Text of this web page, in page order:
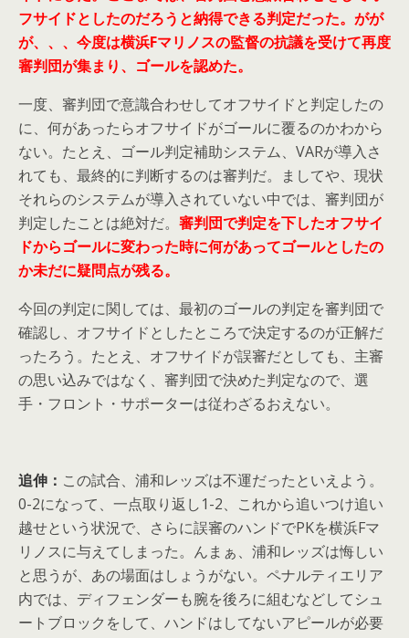
フサイドとしたのだろうと納得できる判定だった。がが
が、、、今度は横浜Fマリノスの監督の抗議を受けて再度
審判団が集まり、ゴールを認めた。
一度、審判団で意識合わせしてオフサイドと判定したの
に、何があったらオフサイドがゴールに覆るのかわから
ない。たとえ、ゴール判定補助システム、VARが導入さ
れても、最終的に判断するのは審判だ。ましてや、現状
それらのシステムが導入されていない中では、審判団が
判定したことは絶対だ。 審判団で判定を下したオフサイ
ドからゴールに変わった時に何があってゴールとしたの
か未だに疑問点が残る。
今回の判定に関しては、最初のゴールの判定を審判団で
確認し、オフサイドとしたところで決定するのが正解だ
ったろう。たとえ、オフサイドが誤審だとしても、主審
の思い込みではなく、審判団で決めた判定なので、選
手・フロント・サポーターは従わざるおえない。
追伸： この試合、浦和レッズは不運だったといえよう。
0-2になって、一点取り返し1-2、これから追いつけ追い
越せという状況で、さらに誤審のハンドでPKを横浜Fマ
リノスに与えてしまった。んまぁ、浦和レッズは悔しい
と思うが、あの場面はしょうがない。ペナルティエリア
内では、ディフェンダーも腕を後ろに組むなどしてシュ
ートブロックをして、ハンドはしてないアピールが必要